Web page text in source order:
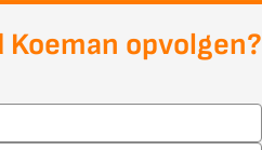
opvolgen?